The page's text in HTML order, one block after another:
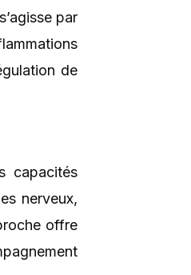
par
de
capacités
nerveux,
offre